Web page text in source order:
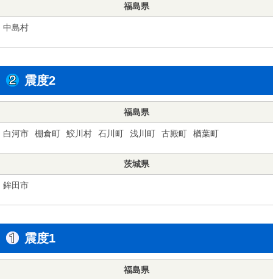
福島県
中島村
震度2
福島県
白河市 棚倉町 鮫川村 石川町 浅川町 古殿町 楢葉町
茨城県
鉾田市
震度1
福島県